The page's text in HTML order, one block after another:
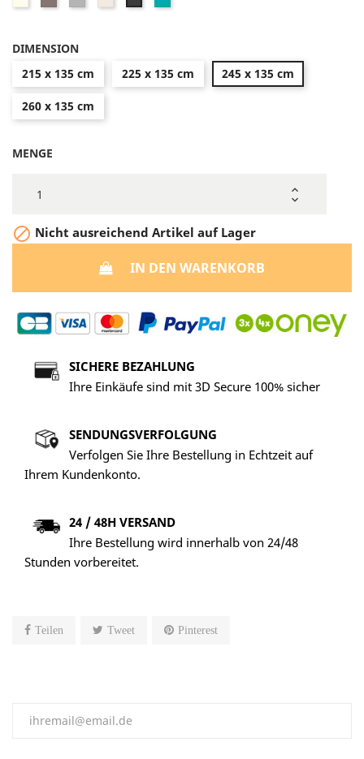
DIMENSION
215 x 135 cm
225 x 135 cm 245 x 135 cm
260 x 135 cm
MENGE
 Nicht ausreichend Artikel auf Lager
IN DEN WARENKORB
SICHERE BEZAHLUNG
Ihre Einkäufe sind mit 3D Secure 100% sicher
SENDUNGSVERFOLGUNG
Verfolgen Sie Ihre Bestellung in Echtzeit auf
Ihrem Kundenkonto.
24 / 48H VERSAND
Ihre Bestellung wird innerhalb von 24/48
Stunden vorbereitet.
Teilen Tweet Pinterest